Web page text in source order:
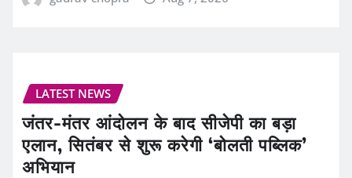
LATEST NEWS
जंतर-मंतर आंदोलन के बाद सीजेपी का बड़ा
एलान, सितंबर से शुरू करेगी ‘बोलती पब्लिक’
अभियान